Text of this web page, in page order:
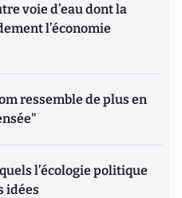
voie d’eau dont la
l’économie
ressemble de plus en
l’écologie politique
idées